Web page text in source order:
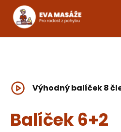
Výhodný balíček 8
Balíček 6+2